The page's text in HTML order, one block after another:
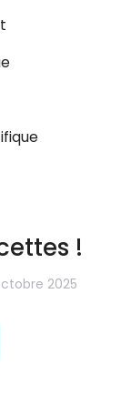
!
2025